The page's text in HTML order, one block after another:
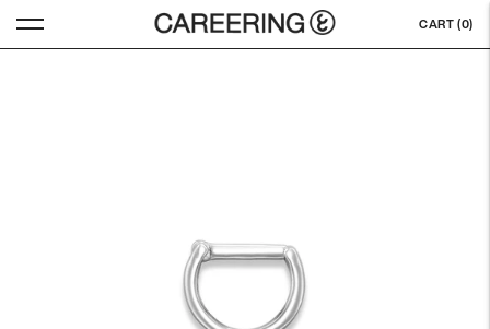
CART (0)